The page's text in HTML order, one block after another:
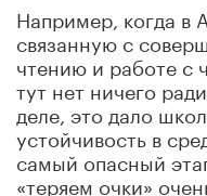
Например, когда в
связанную с
чтению и работе с
тут нет ничего
деле, это дало
устойчивость в
самый опасный
«теряем очки»